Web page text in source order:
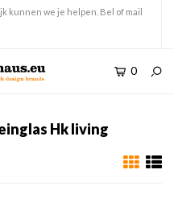
kunnen we je helpen. Bel of mail
0
Hk living